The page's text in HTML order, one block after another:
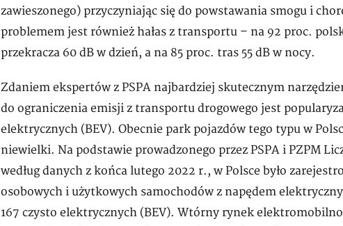
zawieszonego) przyczyniając się do powstawania smogu i
problemem jest również hałas z transportu – na 92 proc.
przekracza 60 dB w dzień, a na 85 proc. tras 55 dB w nocy.
Zdaniem ekspertów z PSPA najbardziej skutecznym
do ograniczenia emisji z transportu drogowego jest
elektrycznych (BEV). Obecnie park pojazdów tego typu w
niewielki. Na podstawie prowadzonego przez PSPA i PZPM
według danych z końca lutego 2022 r., w Polsce było
osobowych i użytkowych samochodów z napędem
167 czysto elektrycznych (BEV). Wtórny rynek